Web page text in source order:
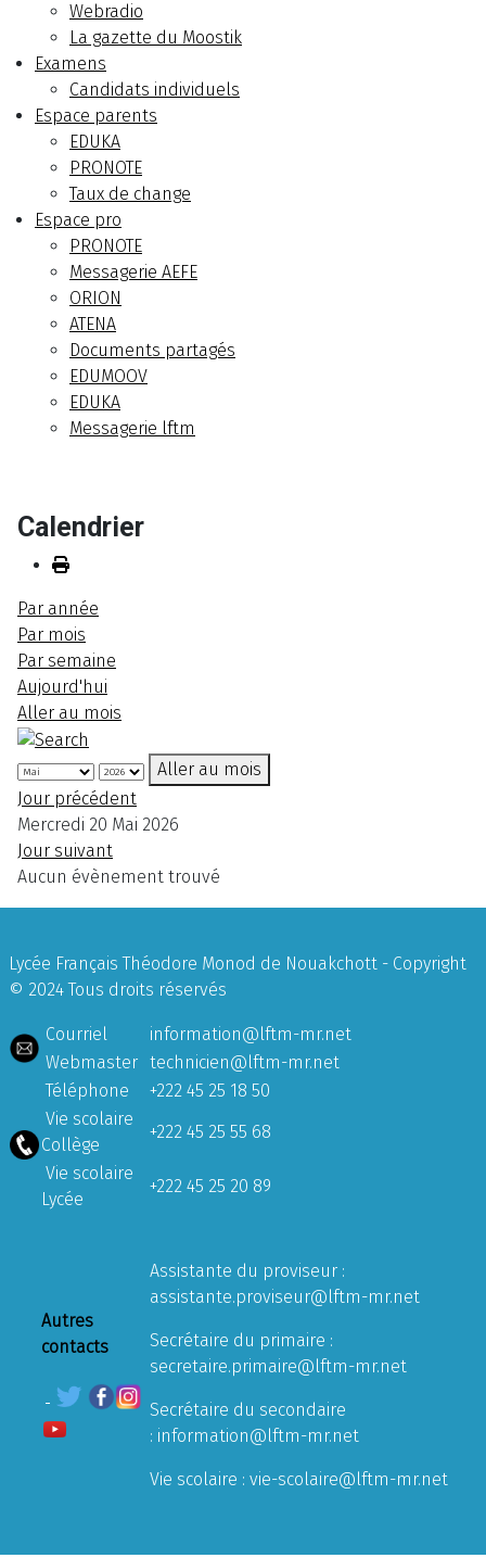
Webradio
La gazette du Moostik
Examens
Candidats individuels
Espace parents
EDUKA
PRONOTE
Taux de change
Espace pro
PRONOTE
Messagerie AEFE
ORION
ATENA
Documents partagés
EDUMOOV
EDUKA
Messagerie lftm
Calendrier
Par année
Par mois
Par semaine
Aujourd'hui
Aller au mois
Aller au mois
Jour précédent
Mercredi 20 Mai 2026
Jour suivant
Aucun évènement trouvé
Lycée Français Théodore Monod de Nouakchott - Copyright
© 2024 Tous droits réservés
Courriel
information@lftm-mr.net
Webmaster technicien@lftm-mr.net
Téléphone
+222 45 25 18 50
Vie scolaire
Collège
+222 45 25 55 68
Vie scolaire
Lycée
+222 45 25 20 89
Autres
contacts
Assistante du proviseur :
assistante.proviseur@lftm-mr.net
Secrétaire du primaire :
secretaire.primaire@lftm-mr.net
Secrétaire du secondaire
: information@lftm-mr.net
Vie scolaire : vie-scolaire@lftm-mr.net